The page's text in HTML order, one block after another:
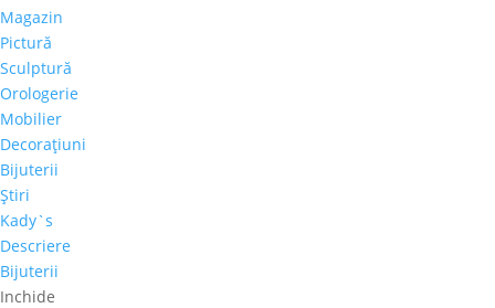
Magazin
Pictură
Sculptură
Orologerie
Mobilier
Decoraţiuni
Bijuterii
Ştiri
Kady`s
Descriere
Bijuterii
Inchide